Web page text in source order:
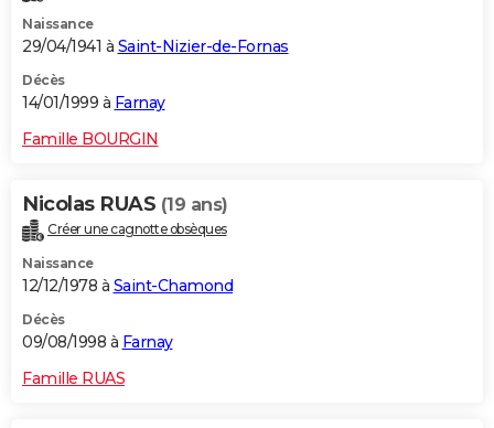
Naissance
29/04/1941 à Saint-Nizier-de-Fornas
Décès
14/01/1999 à Farnay
Famille BOURGIN
Nicolas RUAS (19 ans)
Créer une cagnotte obsèques
Naissance
12/12/1978 à Saint-Chamond
Décès
09/08/1998 à Farnay
Famille RUAS